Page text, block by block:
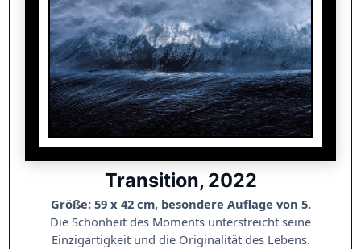
Transition, 2022
Größe: 59 x 42 cm, besondere Auflage von 5.
Die Schönheit des Moments unterstreicht seine
Einzigartigkeit und die Originalität des Lebens.